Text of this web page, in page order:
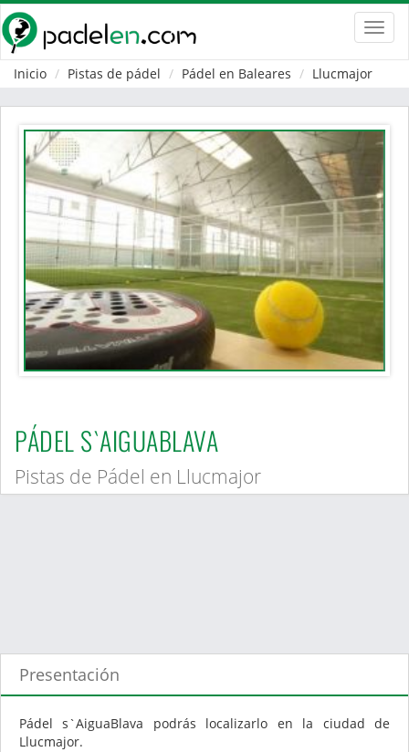
Inicio
Pistas de pádel Pádel en Baleares Llucmajor
PÁDEL S`AIGUABLAVA
Pistas de Pádel en Llucmajor
Presentación
Pádel s`AiguaBlava podrás localizarlo en la ciudad de
Llucmajor.